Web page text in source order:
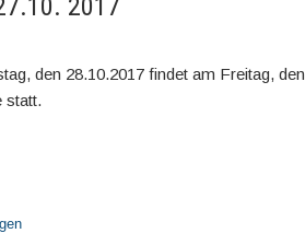
2017
den 28.10.2017 findet am Freitag, den
statt.